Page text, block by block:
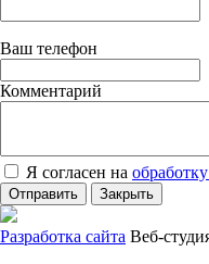
Ваш телефон
Комментарий
Я согласен на
Отправить Закрыть
Разработка сайта Веб-